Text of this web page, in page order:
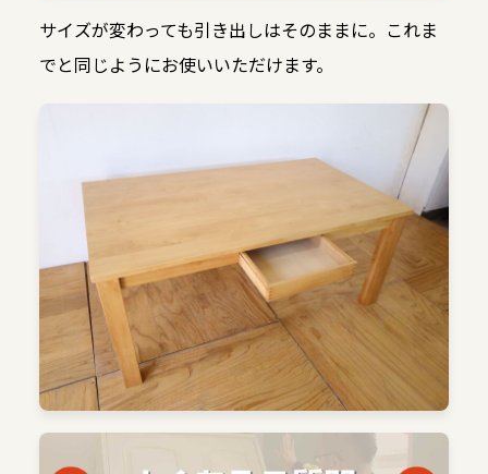
サイズが変わっても引き出しはそのままに。これま
でと同じようにお使いいただけます。